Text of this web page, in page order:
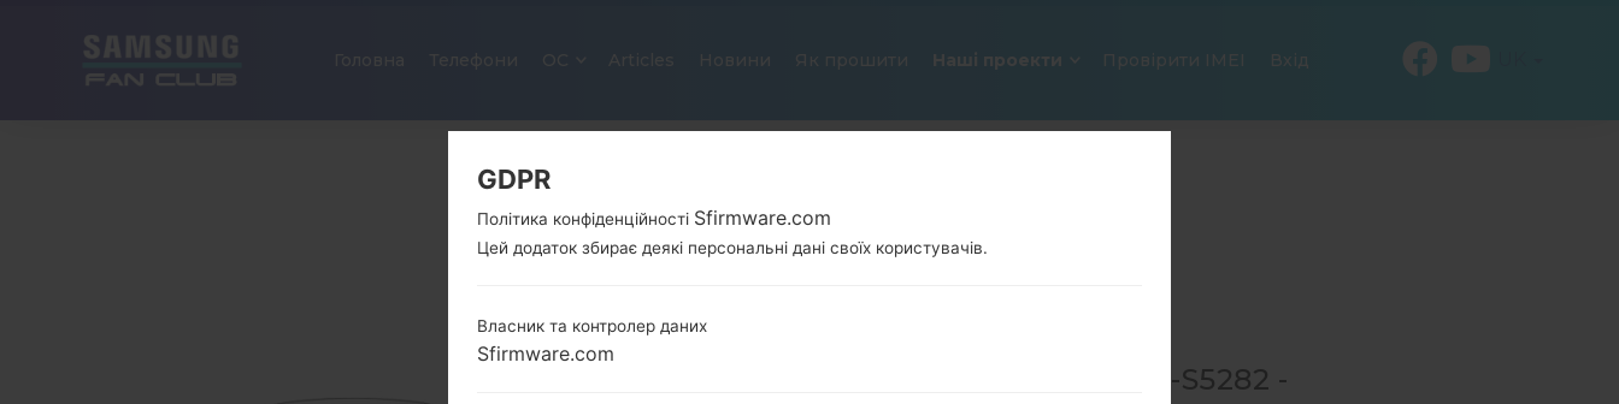
Новини Як прошити Наші проекти Провірити IMEI Вхід
ОФІЦІЙНА ПРОШИВКА #5321 ДЛЯ GT-S5282 -
GDPR
Політика конфіденційності Sfirmware.com
Цей додаток збирає деякі персональні дані своїх користувачів.
Власник та контролер даних
Sfirmware.com